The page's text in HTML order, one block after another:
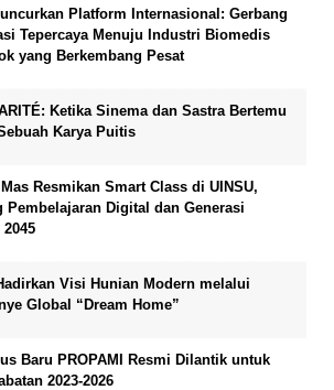
Platform Internasional: Gerbang
Tepercaya Menuju Industri Biomedis
yang Berkembang Pesat
Ketika Sinema dan Sastra Bertemu
Karya Puitis
Resmikan Smart Class di UINSU,
Pembelajaran Digital dan Generasi
Visi Hunian Modern melalui
Global “Dream Home”
Baru PROPAMI Resmi Dilantik untuk
2023-2026